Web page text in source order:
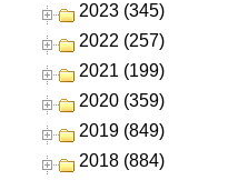
2023 (345)
2022 (257)
2021 (199)
2020 (359)
2019 (849)
2018 (884)